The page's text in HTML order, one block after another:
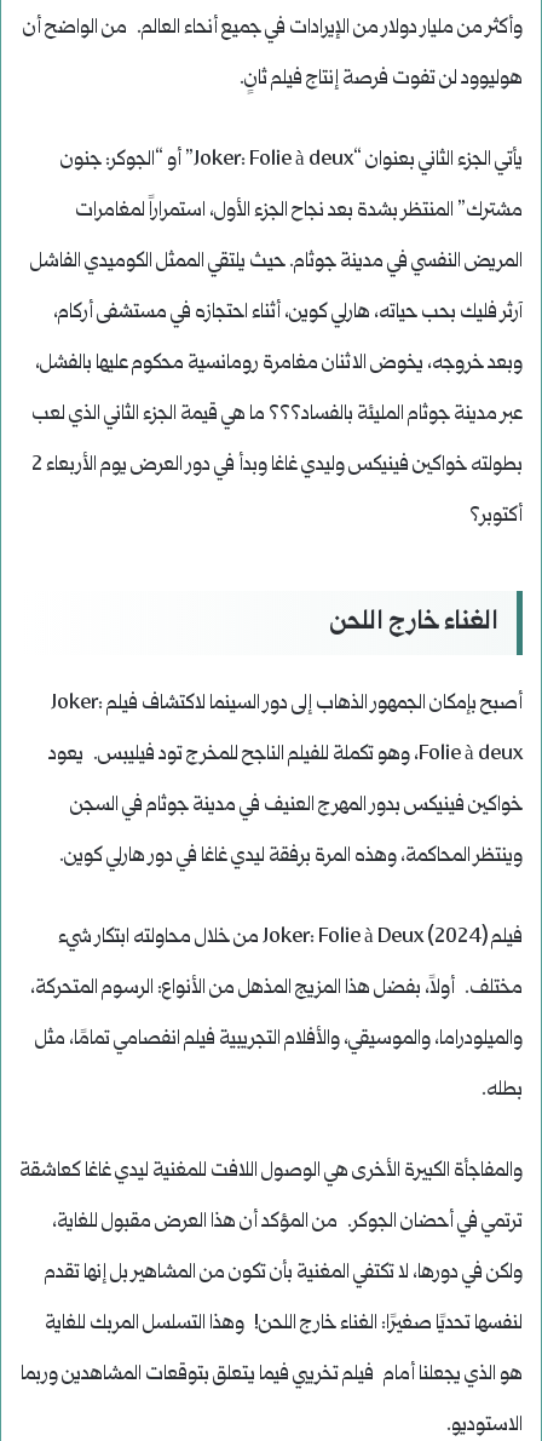
وأكثر من مليار دولار من الإيرادات في جميع أنحاء العالم. من الواضح أن
هوليوود لن تفوت فرصة إنتاج فيلم ثانٍ.
يأتي الجزء الثاني بعنوان “Joker: Folie à deux” أو “الجوكر: جنون
مشترك” المنتظر بشدة بعد نجاح الجزء الأول، استمراراً لمغامرات
المريض النفسي في مدينة جوثام. حيث يلتقي الممثل الكوميدي الفاشل
آرثر فليك بحب حياته، هارلي كوين، أثناء احتجازه في مستشفى أركام،
وبعد خروجه، يخوض الاثنان مغامرة رومانسية محكوم عليها بالفشل،
عبر مدينة جوثام المليئة بالفساد؟؟؟ ما هي قيمة الجزء الثاني الذي لعب
بطولته خواكين فينيكس وليدي غاغا وبدأ في دور العرض يوم الأربعاء 2
أكتوبر؟
الغناء خارج اللحن
أصبح بإمكان الجمهور الذهاب إلى دور السينما لاكتشاف فيلم Joker:
Folie à deux، وهو تكملة للفيلم الناجح للمخرج تود فيليبس. يعود
خواكين فينيكس بدور المهرج العنيف في مدينة جوثام في السجن
وينتظر المحاكمة، وهذه المرة برفقة ليدي غاغا في دور هارلي كوين.
فيلم Joker: Folie à Deux (2024) من خلال محاولته ابتكار شيء
مختلف. أولاً، بفضل هذا المزيج المذهل من الأنواع: الرسوم المتحركة،
والميلودراما، والموسيقي، والأفلام التجريبية فيلم انفصامي تمامًا، مثل
بطله.
والمفاجأة الكبيرة الأخرى هي الوصول اللافت للمغنية ليدي غاغا كعاشقة
ترتمي في أحضان الجوكر. من المؤكد أن هذا العرض مقبول للغاية،
ولكن في دورها، لا تكتفي المغنية بأن تكون من المشاهير بل إنها تقدم
لنفسها تحديًا صغيرًا: الغناء خارج اللحن! وهذا التسلسل المربك للغاية
هو الذي يجعلنا أمام فيلم تخريبي فيما يتعلق بتوقعات المشاهدين وربما
الاستوديو.